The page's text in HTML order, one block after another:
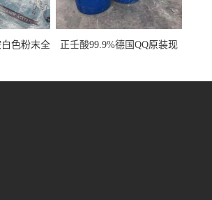
色粉末全
正壬酸99.9%德国QQ原装现